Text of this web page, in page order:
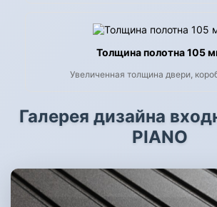
Толщина полотна 105
Увеличенная толщина двери,
Галерея дизайна
PIANO